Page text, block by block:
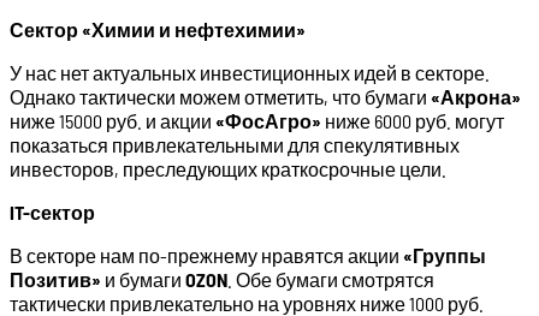
Сектор «Химии и нефтехимии»
У нас нет актуальных инвестиционных идей в секторе.
Однако тактически можем отметить, что бумаги «Акрона»
ниже 15000 руб. и акции «ФосАгро» ниже 6000 руб. могут
показаться привлекательными для спекулятивных
инвесторов, преследующих краткосрочные цели.
IT-сектор
В секторе нам по-прежнему нравятся акции «Группы
Позитив» и бумаги OZON . Обе бумаги смотрятся
тактически привлекательно на уровнях ниже 1000 руб.